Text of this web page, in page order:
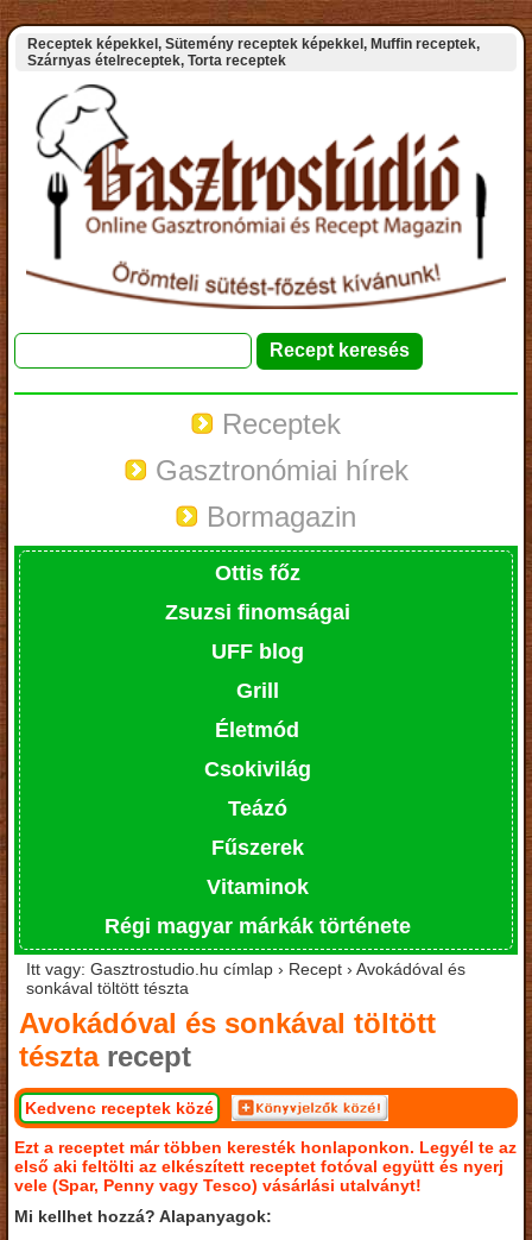
Receptek képekkel, Sütemény receptek képekkel, Muffin receptek,
Szárnyas ételreceptek, Torta receptek
Receptek
Gasztronómiai hírek
Bormagazin
Ottis főz
Zsuzsi finomságai
UFF blog
Grill
Életmód
Csokivilág
Teázó
Fűszerek
Vitaminok
Régi magyar márkák története
Itt vagy: Gasztrostudio.hu címlap › Recept › Avokádóval és
sonkával töltött tészta
Avokádóval és sonkával töltött
tésztarecept
Kedvenc receptek közé
Ezt a receptet már többen keresték honlaponkon. Legyél te az
első aki feltölti az elkészített receptet fotóval együtt és nyerj
vele (Spar, Penny vagy Tesco) vásárlási utalványt!
Mi kellhet hozzá? Alapanyagok: